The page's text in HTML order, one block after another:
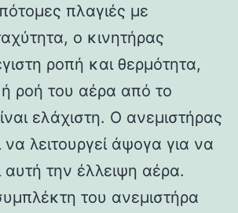
πλαγιές με
ο κινητήρας
ροπή και θερμότητα,
ροή του αέρα από το
ελάχιστη. Ο ανεμιστήρας
λειτουργεί άψογα για να
αυτή την έλλειψη αέρα.
του ανεμιστήρα